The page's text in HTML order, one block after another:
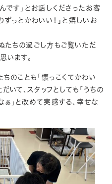
です」とお話しくださったお客
ずっとかわいい！」と嬉しいお
たちの過ごし方もご覧いただ
います。
のことも「懐っこくてかわい
いて、スタッフとしても「うちの
」と改めて実感する、幸せな